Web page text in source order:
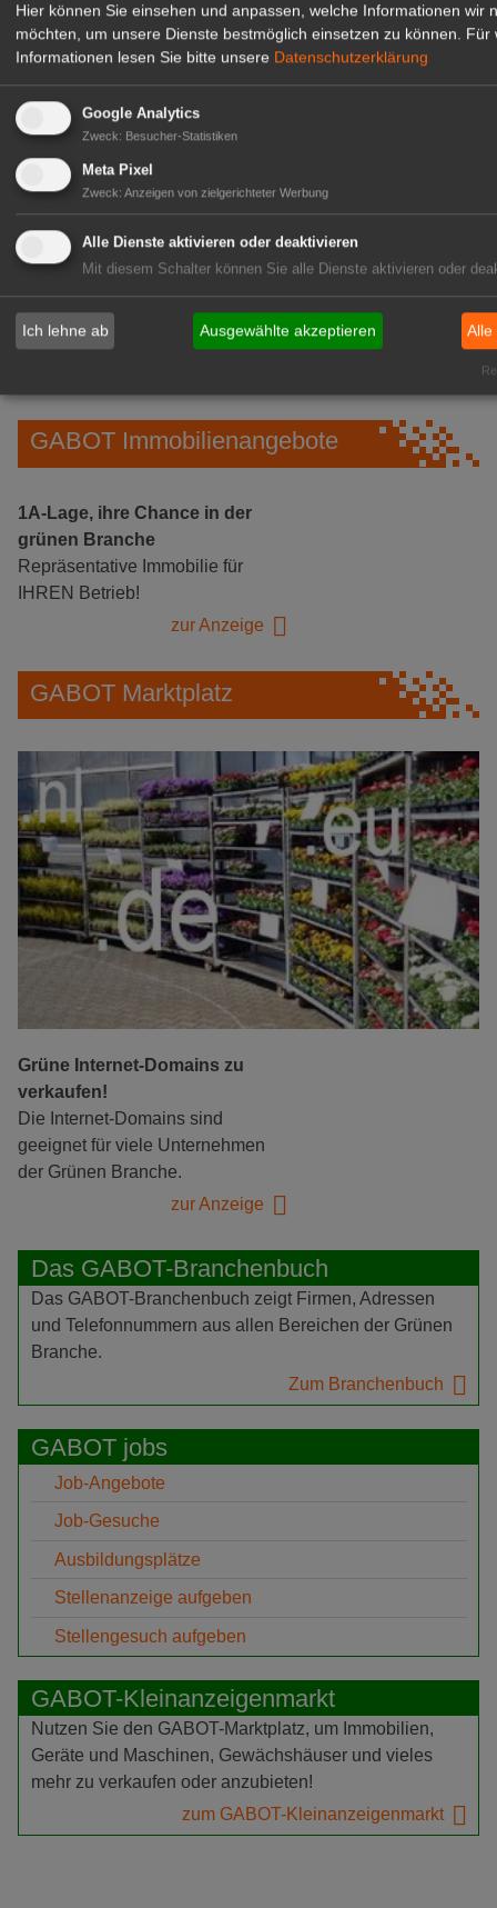
Gärtnerei Hanns
Logistikhalle
Herongen
GABOT Immobilienangebote
1A-Lage, ihre Chance in der
grünen Branche
Repräsentative Immobilie für
IHREN Betrieb!
zur Anzeige
GABOT Marktplatz
Grüne Internet-Domains zu
verkaufen!
Die Internet-Domains sind
geeignet für viele Unternehmen
der Grünen Branche.
zur Anzeige
Das GABOT-Branchenbuch
Das GABOT-Branchenbuch zeigt Firmen, Adressen
und Telefonnummern aus allen Bereichen der Grünen
Branche.
Zum Branchenbuch
GABOT jobs
Job-Angebote
Job-Gesuche
Ausbildungsplätze
Stellenanzeige aufgeben
Stellengesuch aufgeben
GABOT-Kleinanzeigenmarkt
Nutzen Sie den GABOT-Marktplatz, um Immobilien,
Geräte und Maschinen, Gewächshäuser und vieles
mehr zu verkaufen oder anzubieten!
zum GABOT-Kleinanzeigenmarkt
Hier können Sie einsehen und anpassen, welche Informationen wir
möchten, um unsere Dienste bestmöglich einsetzen zu können.
Für
Informationen lesen Sie bitte unsere Datenschutzerklärung
Google Analytics
Zweck: Besucher-Statistiken
Meta Pixel
Zweck: Anzeigen von zielgerichteter Werbung
Alle Dienste aktivieren oder deaktivieren
Mit diesem Schalter können Sie alle Dienste aktivieren oder
Ich lehne ab Ausgewählte akzeptieren Alle